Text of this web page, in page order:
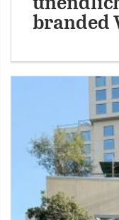
branded